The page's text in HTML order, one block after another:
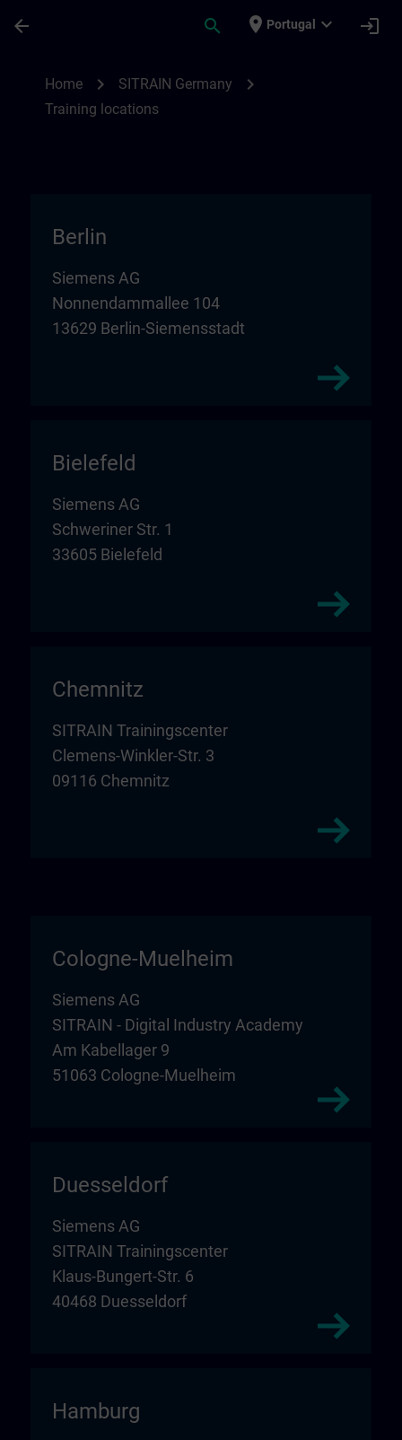
arrow_back search place Portugal expand_more login
Home chevron_right SITRAIN Germany chevron_right
Training locations
Berlin
Siemens AG
Nonnendammallee 104
13629 Berlin-Siemensstadt
Bielefeld
Siemens AG
Schweriner Str. 1
33605 Bielefeld
Chemnitz
SITRAIN Trainingscenter
Clemens-Winkler-Str. 3
09116 Chemnitz
Cologne-Muelheim
Siemens AG
SITRAIN - Digital Industry Academy
Am Kabellager 9
51063 Cologne-Muelheim
Duesseldorf
Siemens AG
SITRAIN Trainingscenter
Klaus-Bungert-Str. 6
40468 Duesseldorf
Hamburg